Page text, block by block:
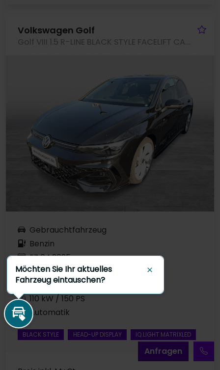
Anfragen
Volkswagen Golf
Golf VIII 1.5 R-LINE BLACK STYLE FACELIFT CAM ACC LM18 NAVI
Gebrauchtfahrzeug
Benzin
EZ 04.2025
Grenadillschwarz Metallic
11.008 km
110 kW / 150 PS
Automatik
BLACK STYLE HEAD-UP DISPLAY IQ.LIGHT MATRIXLED
Inzahlungnahme
Möchten Sie Ihr aktuelles
Fahrzeug eintauschen?
Schließen